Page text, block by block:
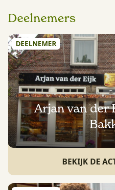
Deelnemers
DEELNEMER
Arjan van der
BEKIJK DE